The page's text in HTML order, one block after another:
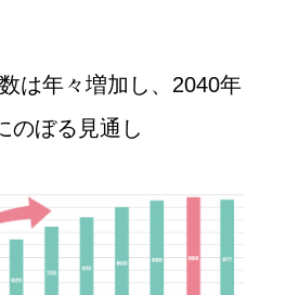
は年々増加し、2040年
のぼる見通し